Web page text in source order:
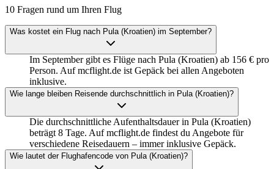
10 Fragen rund um Ihren Flug
Was kostet ein Flug nach Pula (Kroatien) im September?
Im September gibt es Flüge nach Pula (Kroatien) ab 156 € pro
Person. Auf mcflight.de ist Gepäck bei allen Angeboten
inklusive.
Wie lange bleiben Reisende durchschnittlich in Pula (Kroatien)?
Die durchschnittliche Aufenthaltsdauer in Pula (Kroatien)
beträgt 8 Tage. Auf mcflight.de findest du Angebote für
verschiedene Reisedauern – immer inklusive Gepäck.
Wie lautet der Flughafencode von Pula (Kroatien)?